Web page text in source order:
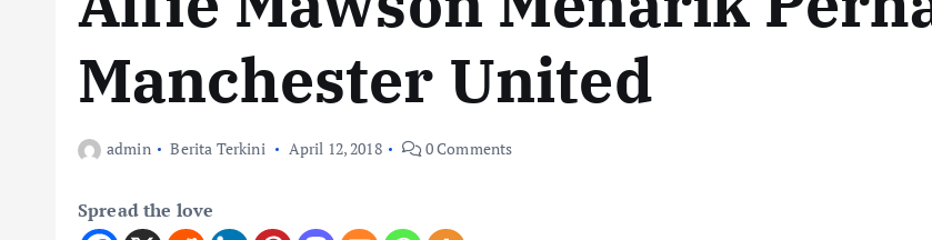
Manchester United
admin Berita Terkini April 12, 2018 0 Comments
Spread the love